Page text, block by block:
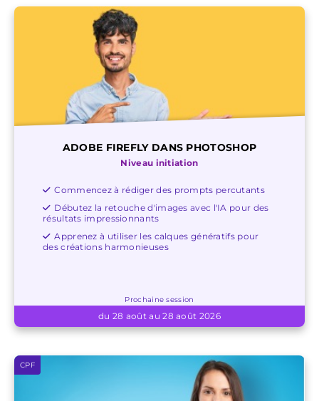
ADOBE FIREFLY DANS PHOTOSHOP
Niveau initiation
Commencez à rédiger des prompts percutants
Débutez la retouche d'images avec l'IA pour des
résultats impressionnants
Apprenez à utiliser les calques génératifs pour
des créations harmonieuses
Prochaine session
du 28 août au 28 août 2026
CPF